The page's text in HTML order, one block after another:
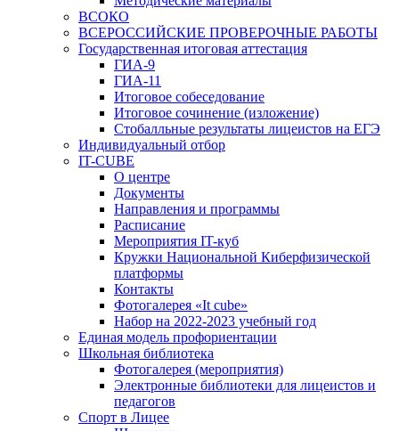
ВСОКО
ВСЕРОССИЙСКИЕ ПРОВЕРОЧНЫЕ РАБОТЫ
Государственная итоговая аттестация
ГИА-9
ГИА-11
Итоговое собеседование
Итоговое сочинение (изложение)
Стобалльные результаты лицеистов на ЕГЭ
Индивидуальный отбор
IT-CUBE
О центре
Документы
Направления и программы
Расписание
Мероприятия IT-куб
Кружки Национальной Киберфизической
платформы
Контакты
Фотогалерея «It cube»
Набор на 2022-2023 учебный год
Единая модель профориентации
Школьная библиотека
Фотогалерея (мероприятия)
Электронные библиотеки для лицеистов и
педагогов
Спорт в Лицее